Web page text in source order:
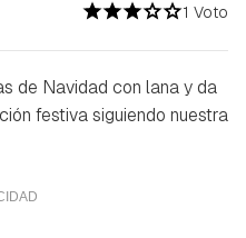
1 Voto
de Navidad con lana y da
festiva siguiendo nuestra